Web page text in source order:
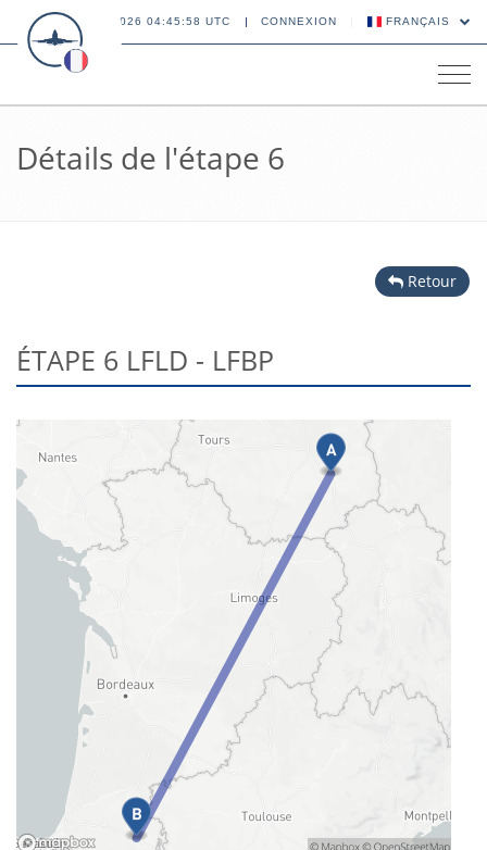
07 AOÛT 2026 04:45:58 UTC CONNEXION FRANÇAIS
Détails de l'étape 6
Retour
ÉTAPE 6 LFLD - LFBP